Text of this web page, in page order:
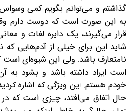
گذاشتم و می‌توانم بگویم کمی
به این صورت است که دوست دارم
قرار می‌گیرند، یک دایره لغات و
شاید این برای خیلی از آدم‌هایی که
نامتعارف باشد. ولی این شیوه‌ای
است ایراد داشته باشد و بشود به
خودم هستم. این ویژگی که اشاره
حال اتفاق می‌افتد، چیزی است که